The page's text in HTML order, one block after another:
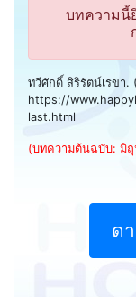
บทความนี้
ทวีศักดิ์ สิริรัตน์เรขา.
https://
last.html
(บทความต้นฉบับ: มิ
ด